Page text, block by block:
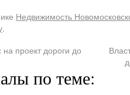
Недвижимость
.
проект дороги до
по теме: